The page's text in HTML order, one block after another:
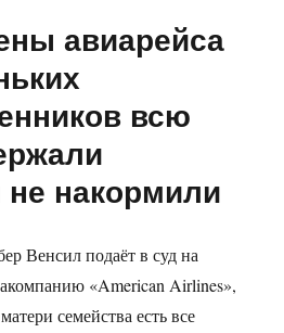
авиарейса
всю
не накормили
Венсил подаёт в суд на
«American Airlines»,
семейства есть все